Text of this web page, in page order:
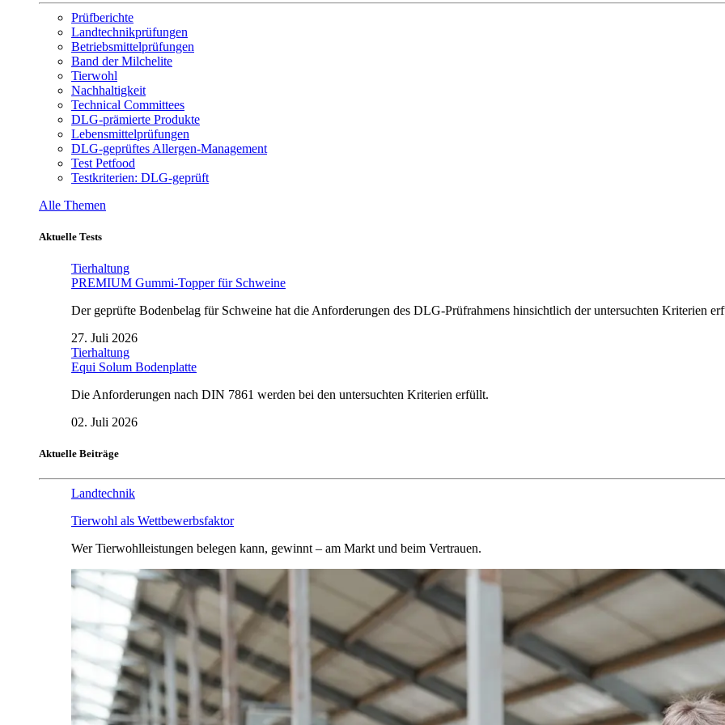
Prüfberichte
Landtechnikprüfungen
Betriebsmittelprüfungen
Band der Milchelite
Tierwohl
Nachhaltigkeit
Technical Committees
DLG-prämierte Produkte
Lebensmittelprüfungen
DLG-geprüftes Allergen-Management
Test Petfood
Testkriterien: DLG-geprüft
Alle Themen
Aktuelle Tests
Tierhaltung
PREMIUM Gummi-Topper für Schweine
Der geprüfte Bodenbelag für Schweine hat die Anforderungen des DLG-Prüfrahmens hinsichtlich der untersuchten Kriterien
27. Juli 2026
Tierhaltung
Equi Solum Bodenplatte
Die Anforderungen nach DIN 7861 werden bei den untersuchten Kriterien erfüllt.
02. Juli 2026
Aktuelle Beiträge
Landtechnik
Tierwohl als Wettbewerbsfaktor
Wer Tierwohlleistungen belegen kann, gewinnt – am Markt und beim Vertrauen.